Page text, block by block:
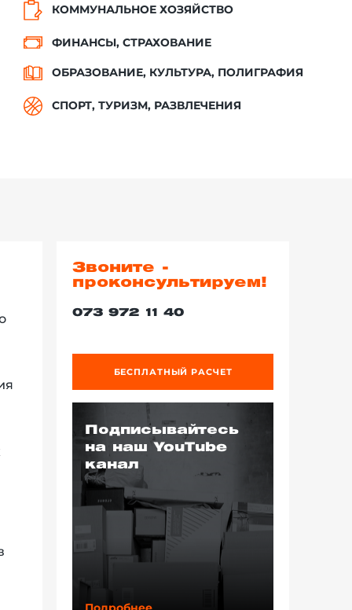
КОММУНАЛЬНОЕ ХОЗЯЙСТВО
ФИНАНСЫ, СТРАХОВАНИЕ
ОБРАЗОВАНИЕ, КУЛЬТУРА, ПОЛИГРАФИЯ
СПОРТ, ТУРИЗМ, РАЗВЛЕЧЕНИЯ
Звоните -
проконсультируем!
073 972 11 40
БЕСПЛАТНЫЙ РАСЧЕТ
Подписывайтесь
на наш YouTube
канал